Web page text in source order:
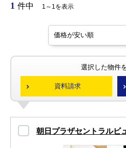
1 件中 1～1を表示
選択した物件
資料請求
朝日プラザセントラルビ